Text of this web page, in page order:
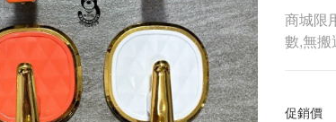
商城限
數,無搬
促銷價